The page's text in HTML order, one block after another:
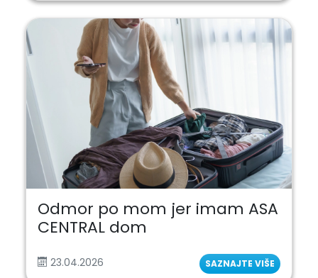
Odmor po mom jer imam ASA
CENTRAL dom
23.04.2026 SAZNAJTE VIŠE